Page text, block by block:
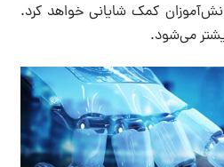
کمک شایانی خواهد کرد.
می‌شود.